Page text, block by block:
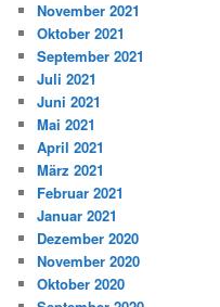
November 2021
Oktober 2021
September 2021
Juli 2021
Juni 2021
Mai 2021
April 2021
März 2021
Februar 2021
Januar 2021
Dezember 2020
November 2020
Oktober 2020